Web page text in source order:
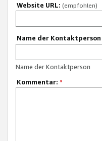
Website URL: (empfohlen)
Name der Kontaktperson
Name der Kontaktperson
Kommentar: *